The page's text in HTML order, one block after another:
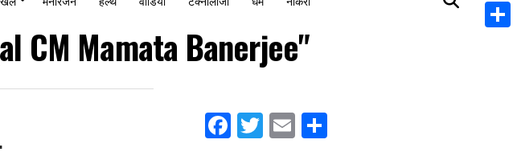
CM Mamata Banerjee"
Facebook
Twitter
Email
Email